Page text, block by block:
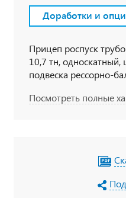
Доработки и
Прицеп роспуск
10,7 тн,
подвеска рессорно-
Посмотреть полные